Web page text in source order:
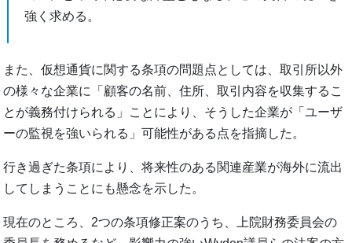
強く求める。
また、仮想通貨に関する条項の問題点としては、取引所以外
の様々な企業に「顧客の名前、住所、取引内容を収集するこ
とが義務付けられる」ことにより、そうした企業が「ユーザ
ーの監視を強いられる」可能性がある点を指摘した。
行き過ぎた条項により、将来性のある関連産業が海外に流出
してしまうことにも懸念を示した。
現在のところ、2つの条項修正案のうち、上院財務委員会の